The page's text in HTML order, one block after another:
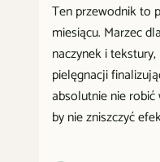
Ten przewodnik to
miesiącu. Marzec
naczynek i
pielęgnacji
absolutnie nie robić
by nie zniszczyć